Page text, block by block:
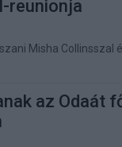
reunionja
Misha Collinsszal
az Odaát